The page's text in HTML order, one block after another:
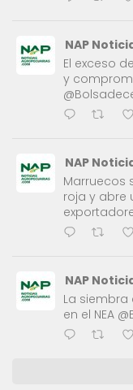
NAP
El exceso
y
NAP
Marruecos
roja y abre
NAP
La
en el NEA